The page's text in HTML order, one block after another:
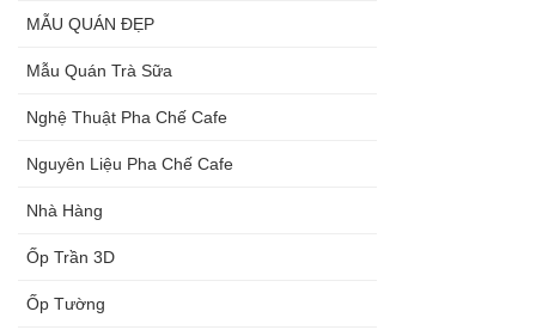
MẪU QUÁN ĐẸP
Mẫu Quán Trà Sữa
Nghệ Thuật Pha Chế Cafe
Nguyên Liệu Pha Chế Cafe
Nhà Hàng
Ốp Trần 3D
Ốp Tường